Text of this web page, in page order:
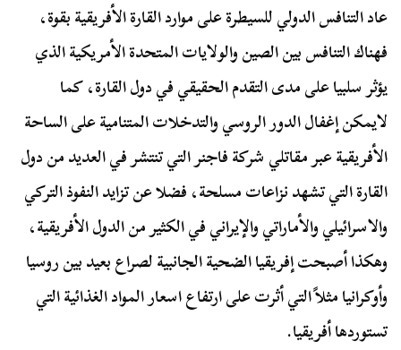
عاد التنافس الدولي للسيطرة على موارد القارة الأفريقية بقوة،
فهناك التنافس بين الصين والولايات المتحدة الأمريكية الذي
يؤثر سلبيا على مدى التقدم الحقيقي في دول القارة، كما
لايمكن إغفال الدور الروسي والتدخلات المتنامية على الساحة
الأفريقية عبر مقاتلي شركة فاجنر التي تنتشر في العديد من دول
القارة التي تشهد نزاعات مسلحة، فضلا عن تزايد النفوذ التركي
والاسرائيلي والأماراتي والإيراني في الكثير من الدول الأفريقية،
وهكذا أصبحت إفريقيا الضحية الجانبية لصراع بعيد بين روسيا
وأوكرانيا مثلاً التي أثرت على ارتفاع اسعار المواد الغذائية التي
تستوردها أفريقيا.